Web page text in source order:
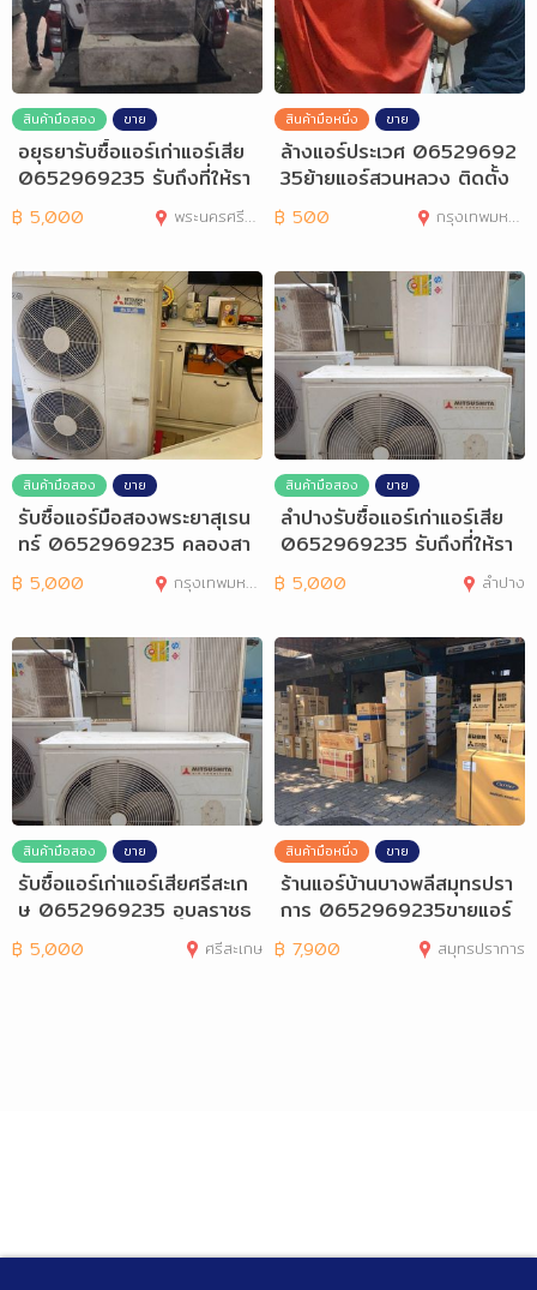
สินค้ามือสอง ขาย
อยุธยารับซื้อแอร์เก่าแอร์เสีย
0652969235 รับถึงที่ให้รา
คาสูง
฿ 5,000 พระนครศรีอยุธยา
สินค้ามือหนึ่ง ขาย
ล้างแอร์ประเวศ 06529692
35ย้ายแอร์สวนหลวง ติดตั้ง
แอร์กิ่งแก้ว
฿ 500 กรุงเทพมหานคร
สินค้ามือสอง ขาย
รับซื้อแอร์มือสองพระยาสุเรน
ทร์ 0652969235 คลองสา
มวาหทัยราษฎร
฿ 5,000 กรุงเทพมหานคร
สินค้ามือสอง ขาย
ลำปางรับซื้อแอร์เก่าแอร์เสีย
0652969235 รับถึงที่ให้รา
คาสูง
฿ 5,000 ลำปาง
สินค้ามือสอง ขาย
รับซื้อแอร์เก่าแอร์เสียศรีสะเก
ษ 0652969235 อุบลราชธ
านี ยโสธร
฿ 5,000 ศรีสะเกษ
สินค้ามือหนึ่ง ขาย
ร้านแอร์บ้านบางพลีสมุทรปรา
การ 0652969235ขายแอร์
บ้านราคาถูก
฿ 7,900 สมุทรปราการ